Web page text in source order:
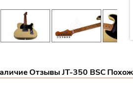
Отзывы JT-350 BSC